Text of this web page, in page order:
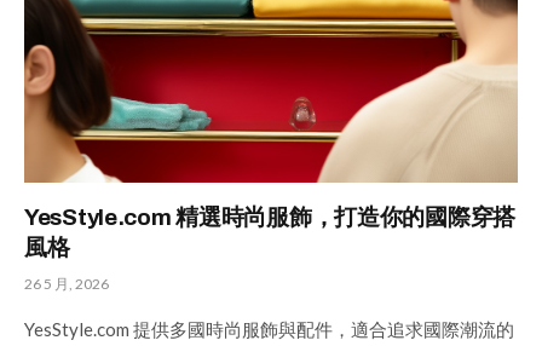
YesStyle.com 精選時尚服飾，打造你的國際穿搭
風格
26 5 月, 2026
YesStyle.com 提供多國時尚服飾與配件，適合追求國際潮流的